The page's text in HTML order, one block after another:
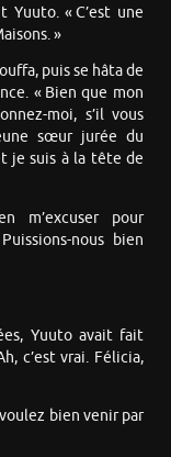
Yuuto. « C’est une
»
puis se hâta de
« Bien que mon
moi, s’il vous
sœur jurée du
je suis à la tête de
m’excuser pour
nous bien
Yuuto avait fait
c’est vrai. Félicia,
bien venir par